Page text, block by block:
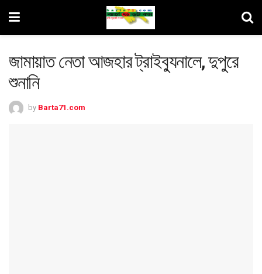
জামায়াত নেতা আজহার ট্রাইব্যুনালে, দুপুরে
শুনানি
by Barta71.com